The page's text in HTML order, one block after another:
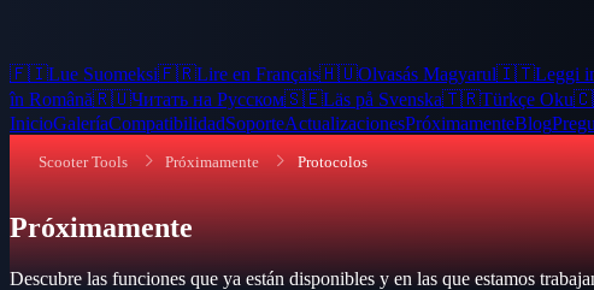
🇫🇮Lue Suomeksi🇫🇷Lire en Français🇭🇺Olvasás Magyarul🇮🇹Leggi
în Română🇷🇺Читать на Русском🇸🇪Läs på Svenska🇹🇷Türkçe Oku
InicioGaleríaCompatibilidadSoporteActualizacionesPróximamenteBlog
Scooter Tools Próximamente Protocolos
Próximamente
Descubre las funciones que ya están disponibles y en las que estamos